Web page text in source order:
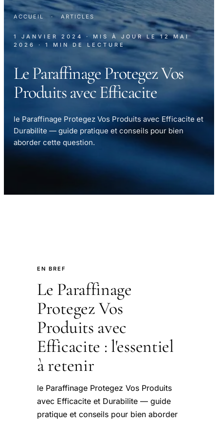
ACCUEIL · ARTICLES
1 JANVIER 2024 · MIS À JOUR LE12 MAI
2026
· 1 MIN DE LECTURE
Le Paraffinage Protegez Vos
Produits avec Efficacite
le Paraffinage Protegez Vos Produits avec Efficacite et
Durabilite — guide pratique et conseils pour bien
aborder cette question.
EN BREF
Le Paraffinage
Protegez Vos
Produits avec
Efficacite : l'essentiel
à retenir
le Paraffinage Protegez Vos Produits
avec Efficacite et Durabilite — guide
pratique et conseils pour bien aborder